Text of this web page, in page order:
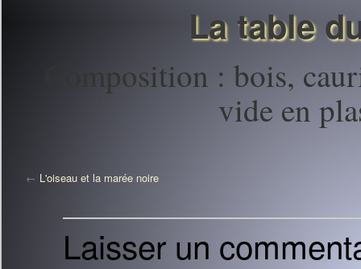
La table
Composition : bois,
vide en
← L'oiseau et la marée noire
Laisser un